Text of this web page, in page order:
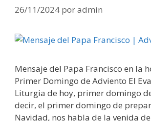
26/11/2024 poradmin
Mensaje del Papa Francisco en la
Primer Domingo de Adviento El
Liturgia de hoy, primer domingo
decir, el primer domingo de
Navidad, nos habla de la venida